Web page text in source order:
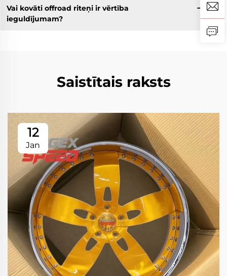
Vai kovāti offroad riteņi ir vērtība
ieguldījumam?
Saistītais raksts
12
Jan